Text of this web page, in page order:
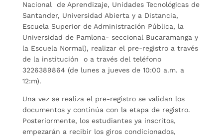
Nacional de Aprendizaje, Unidades Tecnológicas de
Santander, Universidad Abierta y a Distancia,
Escuela Superior de Administración Pública, la
Universidad de Pamlona- seccional Bucaramanga y
la Escuela Normal), realizar el pre-registro a través
de la institución o a través del teléfono
3226389864 (de lunes a jueves de 10:00 a.m. a
12:m).
Una vez se realiza el pre-registro se validan los
documentos y continúa con la etapa de registro.
Posteriormente, los estudiantes ya inscritos,
empezarán a recibir los giros condicionados,